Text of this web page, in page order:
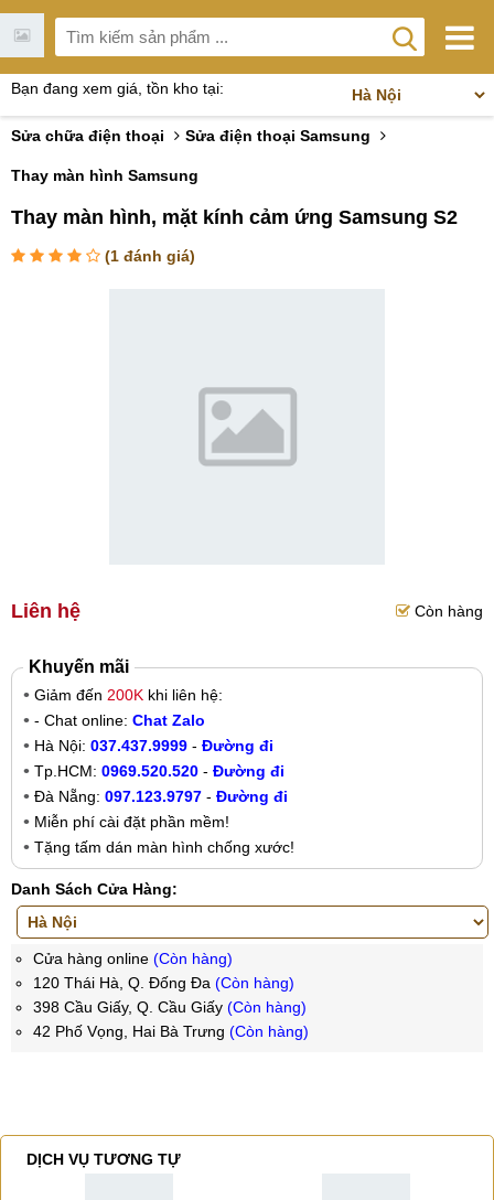
Bạn đang xem giá, tồn kho tại:
Sửa chữa điện thoại Sửa điện thoại Samsung
Thay màn hình Samsung
Thay màn hình, mặt kính cảm ứng Samsung S2
(1 đánh giá)
Liên hệ Còn hàng
Khuyến mãi
Giảm đến 200K khi liên hệ:
- Chat online: Chat Zalo
Hà Nội: 037.437.9999 - Đường đi
Tp.HCM: 0969.520.520 - Đường đi
Đà Nẵng: 097.123.9797 - Đường đi
Miễn phí cài đặt phần mềm!
Tặng tấm dán màn hình chống xước!
Danh Sách Cửa Hàng:
Cửa hàng online (Còn hàng)
120 Thái Hà, Q. Đống Đa (Còn hàng)
398 Cầu Giấy, Q. Cầu Giấy (Còn hàng)
42 Phố Vọng, Hai Bà Trưng (Còn hàng)
DỊCH VỤ TƯƠNG TỰ